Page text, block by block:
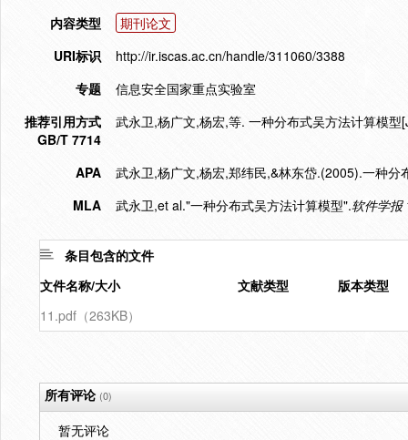
内容类型
期刊论文
URI标识
http://ir.iscas.ac.cn/handle/311060/3388
专题
信息安全国家重点实验室
推荐引用方式
GB/T 7714
武永卫,杨广文,杨宏,等. 一种分布式吴方法计算模
APA
武永卫,杨广文,杨宏,郑纬民,&林东岱.(2005).一种分
MLA
武永卫,et al."一种分布式吴方法计算模型".软件学报
条目包含的文件
文件名称/大小
文献类型
版本类型
11.pdf（263KB）
所有评论(0)
暂无评论